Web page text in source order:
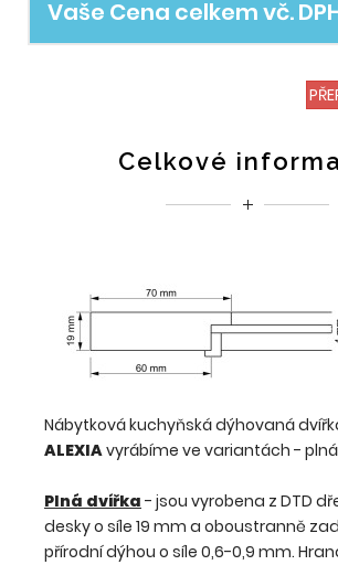
Vaše Cena celkem vč.
Celkové
Nábytková kuchyňská dýhovaná
ALEXIAvyrábíme ve variantách -
Plná dvířka - jsou vyrobena z DTD
desky o síle 19 mm a oboustranně
přírodní dýhou o síle 0,6-0,9 mm.